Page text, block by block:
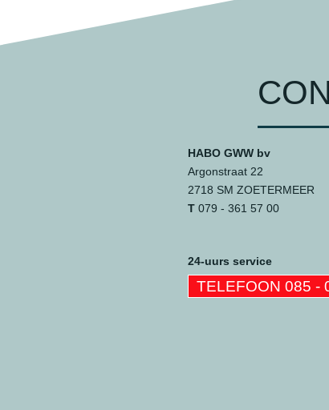
HABO GWW bv
Argonstraat 22
2718 SM ZOETERMEER
T 079 - 361 57 00
24-uurs service
TELEFOON 085 -